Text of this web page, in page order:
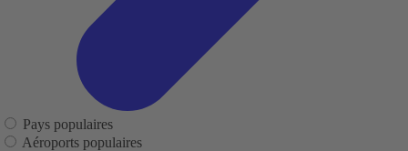
Pays populaires
Aéroports populaires